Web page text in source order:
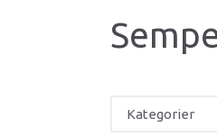
Kategorier